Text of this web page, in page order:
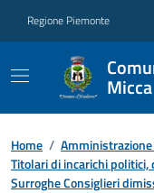
Regione Piemonte
Micca
Home /
Titolari di incarichi politici,
Surroghe Consiglieri